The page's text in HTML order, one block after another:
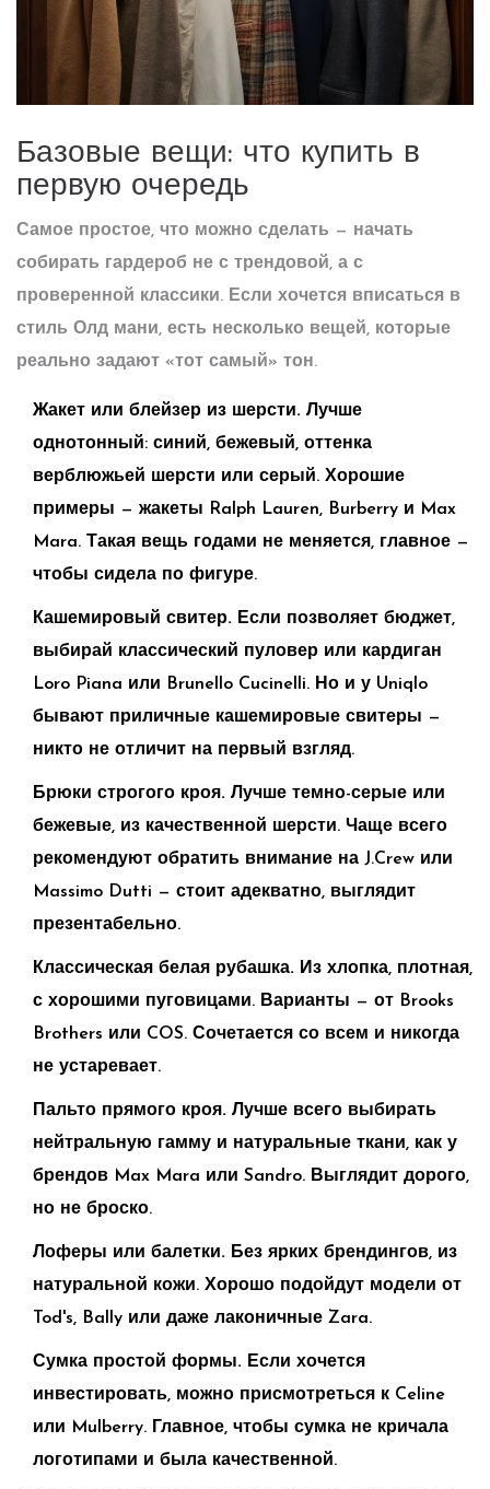
Базовые вещи: что купить в
первую очередь
Самое простое, что можно сделать — начать
собирать гардероб не с трендовой, а с
проверенной классики. Если хочется вписаться в
стиль Олд мани, есть несколько вещей, которые
реально задают «тот самый» тон.
Жакет или блейзер из шерсти. Лучше
однотонный: синий, бежевый, оттенка
верблюжьей шерсти или серый. Хорошие
примеры — жакеты Ralph Lauren, Burberry и Max
Mara. Такая вещь годами не меняется, главное —
чтобы сидела по фигуре.
Кашемировый свитер. Если позволяет бюджет,
выбирай классический пуловер или кардиган
Loro Piana или Brunello Cucinelli. Но и у Uniqlo
бывают приличные кашемировые свитеры —
никто не отличит на первый взгляд.
Брюки строгого кроя. Лучше темно-серые или
бежевые, из качественной шерсти. Чаще всего
рекомендуют обратить внимание на J.Crew или
Massimo Dutti — стоит адекватно, выглядит
презентабельно.
Классическая белая рубашка. Из хлопка, плотная,
с хорошими пуговицами. Варианты — от Brooks
Brothers или COS. Сочетается со всем и никогда
не устаревает.
Пальто прямого кроя. Лучше всего выбирать
нейтральную гамму и натуральные ткани, как у
брендов Max Mara или Sandro. Выглядит дорого,
но не броско.
Лоферы или балетки. Без ярких брендингов, из
натуральной кожи. Хорошо подойдут модели от
Tod's, Bally или даже лаконичные Zara.
Сумка простой формы. Если хочется
инвестировать, можно присмотреться к Celine
или Mulberry. Главное, чтобы сумка не кричала
логотипами и была качественной.